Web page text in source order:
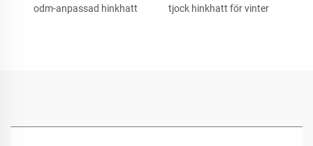
odm-anpassad hinkhatt tjock hinkhatt för vinter